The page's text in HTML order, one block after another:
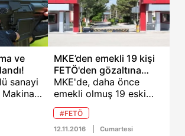
ve
sanayi
Makina
MKE’den emekli 19 kişi
FETÖ'den gözaltına
alındı
MKE'de, daha önce
emekli olmuş 19 eski
çalışan FETÖ
soruşturması
kapsamında gözaltına
#FETÖ
12.11.2016 Cumartesi